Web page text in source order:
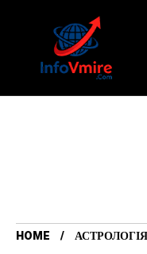
HOME
АСТРОЛОГІЯ